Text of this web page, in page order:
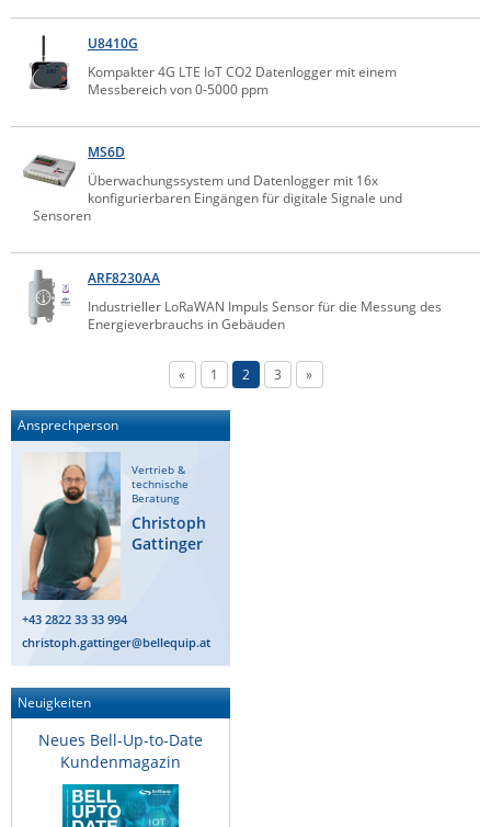
News zu unseren Herstellern
U8410G
Kompakter 4G LTE IoT CO2 Datenlogger mit einem
Messbereich von 0-5000 ppm
MS6D
Überwachungssystem und Datenlogger mit 16x
konfigurierbaren Eingängen für digitale Signale und
Sensoren
ARF8230AA
Industrieller LoRaWAN Impuls Sensor für die Messung des
Energieverbrauchs in Gebäuden
« 1 2 3 »
Ansprechperson
Vertrieb &
technische
Beratung
Christoph
Gattinger
+43 2822 33 33 994
christoph.gattinger@bellequip.at
Neuigkeiten
Neues Bell-Up-to-Date
Kundenmagazin